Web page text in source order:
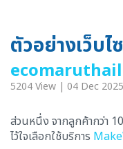
ตัวอย่างเว็บไ
5204 View | 04 Dec 2025
ส่วนหนึ่ง จากลูกค้ากว่า
ไว้ใจเลือกใช้บริการ